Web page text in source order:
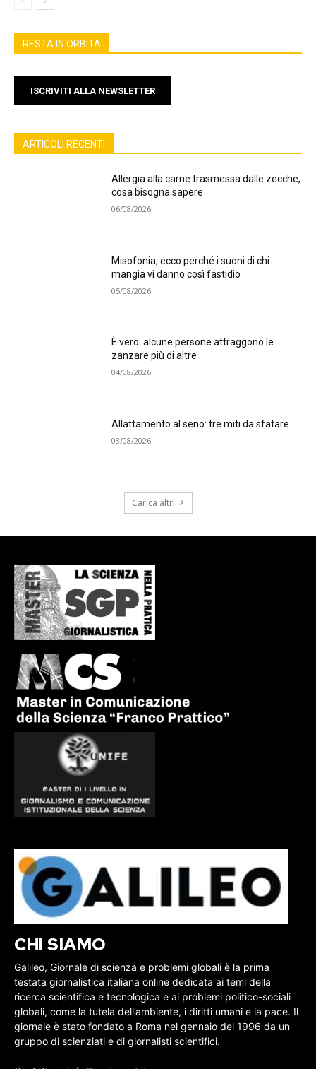
RESTA IN ORBITA
ISCRIVITI ALLA NEWSLETTER
ARTICOLI RECENTI
Allergia alla carne trasmessa dalle zecche,
cosa bisogna sapere
06/08/2026
Misofonia, ecco perché i suoni di chi
mangia vi danno così fastidio
05/08/2026
È vero: alcune persone attraggono le
zanzare più di altre
04/08/2026
Allattamento al seno: tre miti da sfatare
03/08/2026
Carica altri
CHI SIAMO
Galileo, Giornale di scienza e problemi globali è la prima
testata giornalistica italiana online dedicata ai temi della
ricerca scientifica e tecnologica e ai problemi politico-sociali
globali, come la tutela dell’ambiente, i diritti umani e la pace. Il
giornale è stato fondato a Roma nel gennaio del 1996 da un
gruppo di scienziati e di giornalisti scientifici.